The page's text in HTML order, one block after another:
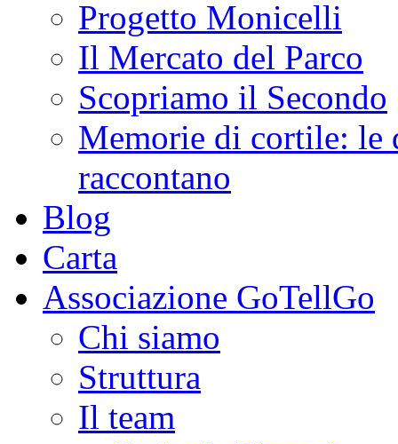
Progetto Monicelli
Il Mercato del Parco
Scopriamo il Secondo
Memorie di cortile: le
raccontano
Blog
Carta
Associazione GoTellGo
Chi siamo
Struttura
Il team